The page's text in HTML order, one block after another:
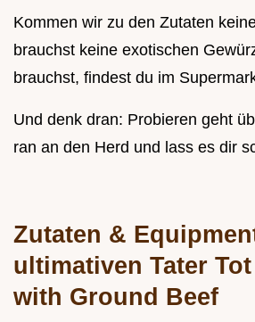
Kommen wir zu den Zutaten
brauchst keine exotischen
brauchst, findest du im
Und denk dran: Probieren geht
ran an den Herd und lass es dir
Zutaten &
ultimativen Tater
with Ground Beef